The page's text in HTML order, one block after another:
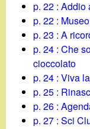
p. 22 : Addio
p. 22 :
p. 23 : A
p. 24 : Che
cioccolato
p. 24 : Viva
p. 25 :
p. 26 :
p. 27 : Sci